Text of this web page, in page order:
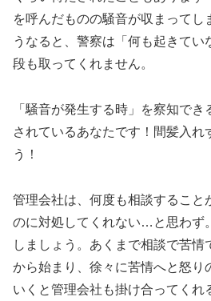
を呼んだものの騒音が収まってし
うなると、警察は「何も起きて
段も取ってくれません。
「騒音が発生する時」を察知でき
されているあなたです！間髪入れ
う！
管理会社は、何度も相談すること
のに対処してくれない…と思わず
しましょう。あくまで相談で苦情
から始まり、徐々に苦情へと怒り
いくと管理会社も掛け合ってくれ